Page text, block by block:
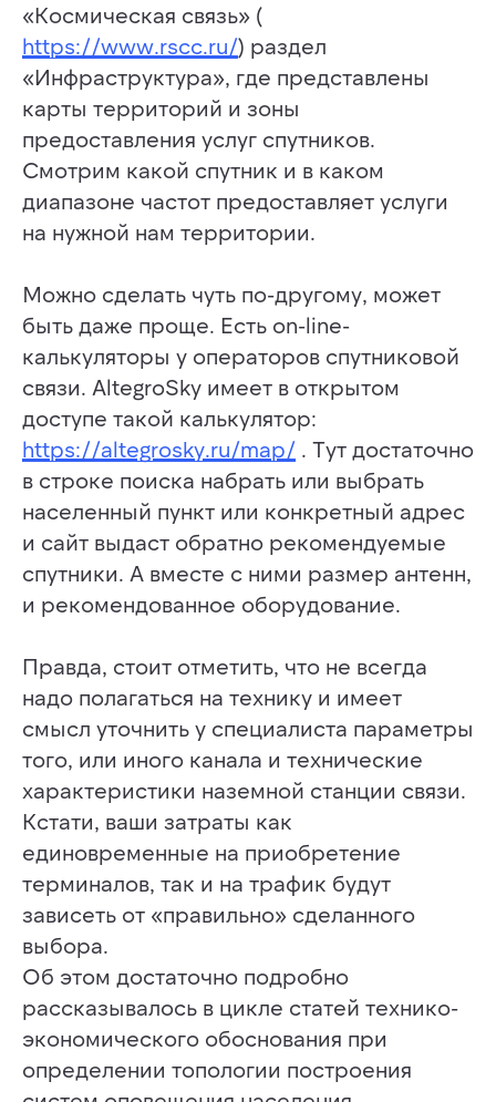
«Космическая связь» (
https://www.rscc.ru/) раздел
«Инфраструктура», где представлены
карты территорий и зоны
предоставления услуг спутников.
Смотрим какой спутник и в каком
диапазоне частот предоставляет услуги
на нужной нам территории.
Можно сделать чуть по-другому, может
быть даже проще. Есть on-line-
калькуляторы у операторов спутниковой
связи. AltegroSky имеет в открытом
доступе такой калькулятор:
https://altegrosky.ru/map/ . Тут достаточно
в строке поиска набрать или выбрать
населенный пункт или конкретный адрес
и сайт выдаст обратно рекомендуемые
спутники. А вместе с ними размер антенн,
и рекомендованное оборудование.
Правда, стоит отметить, что не всегда
надо полагаться на технику и имеет
смысл уточнить у специалиста параметры
того, или иного канала и технические
характеристики наземной станции связи.
Кстати, ваши затраты как
единовременные на приобретение
терминалов, так и на трафик будут
зависеть от «правильно» сделанного
выбора.
Об этом достаточно подробно
рассказывалось в цикле статей технико-
экономического обоснования при
определении топологии построения